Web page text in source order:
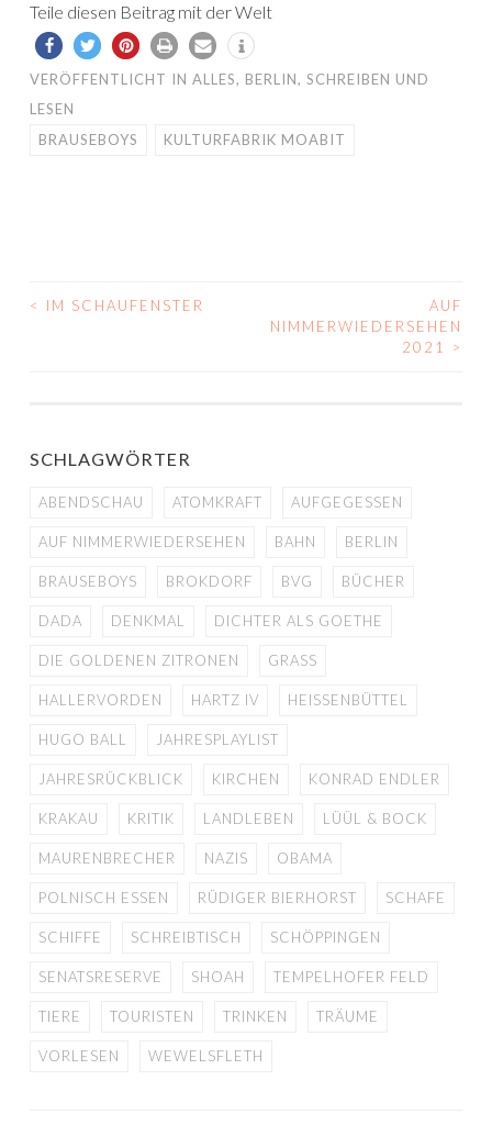
Teile diesen Beitrag mit der Welt
VERÖFFENTLICHT IN ALLES, BERLIN, SCHREIBEN UND
LESEN
BRAUSEBOYS
KULTURFABRIK MOABIT
BEITRAGS-
< IM SCHAUFENSTER
AUF
NIMMERWIEDERSEHEN
2021
>
SCHLAGWÖRTER
ABENDSCHAU ATOMKRAFT AUFGEGESSEN
AUF NIMMERWIEDERSEHEN BAHN BERLIN
BRAUSEBOYS BROKDORF BVG BÜCHER
DADA DENKMAL DICHTER ALS GOETHE
DIE GOLDENEN ZITRONEN GRASS
HALLERVORDEN HARTZ IV HEISSENBÜTTEL
HUGO BALL JAHRESPLAYLIST
JAHRESRÜCKBLICK KIRCHEN KONRAD ENDLER
KRAKAU KRITIK LANDLEBEN LÜÜL & BOCK
MAURENBRECHER NAZIS OBAMA
POLNISCH ESSEN RÜDIGER BIERHORST SCHAFE
SCHIFFE SCHREIBTISCH SCHÖPPINGEN
SENATSRESERVE SHOAH TEMPELHOFER FELD
TIERE TOURISTEN TRINKEN TRÄUME
VORLESEN WEWELSFLETH